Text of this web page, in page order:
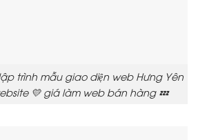
trình mẫu giao diện web Hưng Yên
💛 giá làm web bán hàng 💤